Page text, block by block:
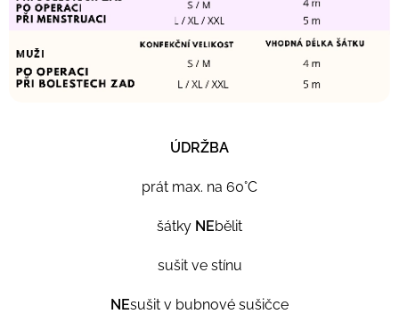
ÚDRŽBA
prát max. na 60°C
šátky NEbělit
sušit ve stínu
NEsušit v bubnové sušičce